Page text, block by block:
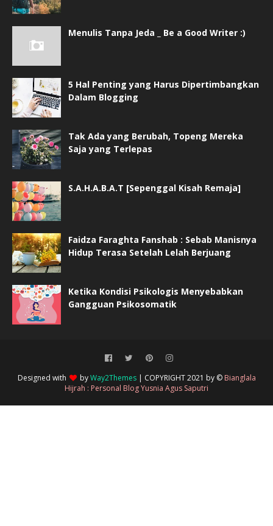
Menulis Tanpa Jeda _ Be a Good Writer :)
5 Hal Penting yang Harus Dipertimbangkan
Dalam Blogging
Tak Ada yang Berubah, Topeng Mereka
Saja yang Terlepas
S.A.H.A.B.A.T [Sepenggal Kisah Remaja]
Faidza Faraghta Fanshab : Sebab Manisnya
Hidup Terasa Setelah Lelah Berjuang
Ketika Kondisi Psikologis Menyebabkan
Gangguan Psikosomatik
Designed with byWay2Themes| COPYRIGHT 2021 by © Bianglala
Hijrah : Personal Blog Yusnia Agus Saputri